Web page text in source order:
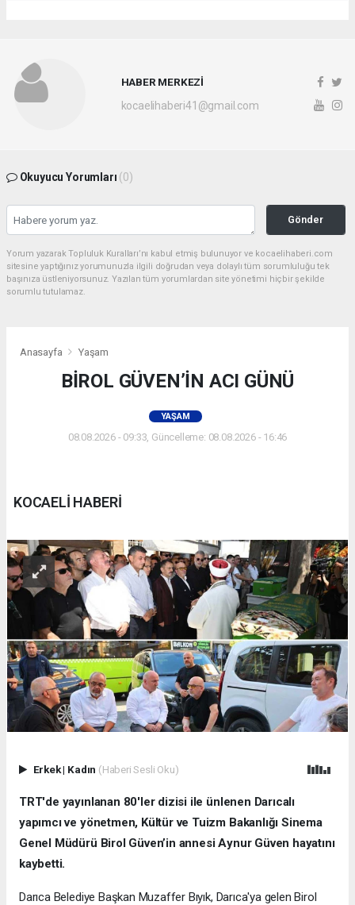
HABER MERKEZİ
kocaelihaberi41@gmail.com
Okuyucu Yorumları (0)
Gönder
Yorum yazarak Topluluk Kuralları’nı kabul etmiş bulunuyor ve kocaelihaberi.com
sitesine yaptığınız yorumunuzla ilgili doğrudan veya dolaylı tüm sorumluluğu tek
başınıza üstleniyorsunuz. Yazılan tüm yorumlardan site yönetimi hiçbir şekilde
sorumlu tutulamaz.
Anasayfa Yaşam
BİROL GÜVEN’İN ACI GÜNÜ
YAŞAM
08.08.2026 - 09:33, Güncelleme: 08.08.2026 - 16:46
KOCAELİ HABERİ
Erkek| Kadın (Haberi Sesli Oku)
TRT'de yayınlanan 80'ler dizisi ile ünlenen Darıcalı
yapımcı ve yönetmen, Kültür ve Tuizm Bakanlığı Sinema
Genel Müdürü Birol Güven’in annesi Aynur Güven hayatını
kaybetti.
Darıca Belediye Başkan Muzaffer Bıyık, Darıca'ya gelen Birol